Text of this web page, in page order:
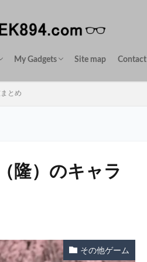
クMOD
MOD
My Gadgets
App-review
Site map Contact
とめ
隆）のキャラ
その他ゲーム